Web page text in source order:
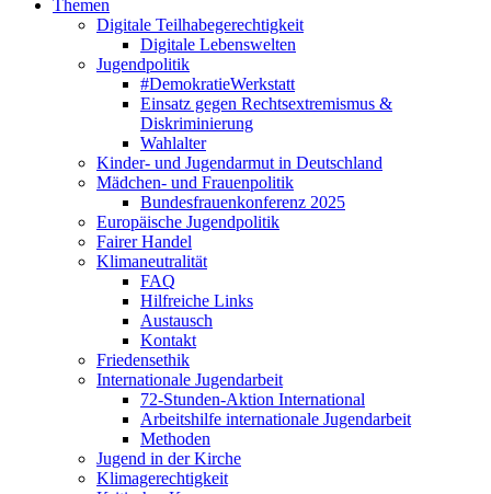
Themen
Digitale Teilhabegerechtigkeit
Digitale Lebenswelten
Jugendpolitik
#DemokratieWerkstatt
Einsatz gegen Rechtsextremismus &
Diskriminierung
Wahlalter
Kinder- und Jugendarmut in Deutschland
Mädchen- und Frauenpolitik
Bundesfrauenkonferenz 2025
Europäische Jugendpolitik
Fairer Handel
Klimaneutralität
FAQ
Hilfreiche Links
Austausch
Kontakt
Friedensethik
Internationale Jugendarbeit
72-Stunden-Aktion International
Arbeitshilfe internationale Jugendarbeit
Methoden
Jugend in der Kirche
Klimagerechtigkeit